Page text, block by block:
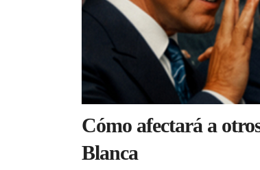
Cómo afectará a
Blanca